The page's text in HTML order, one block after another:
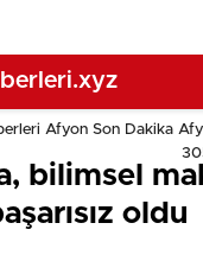
Afyon Son Dakika
bilimsel
oldu